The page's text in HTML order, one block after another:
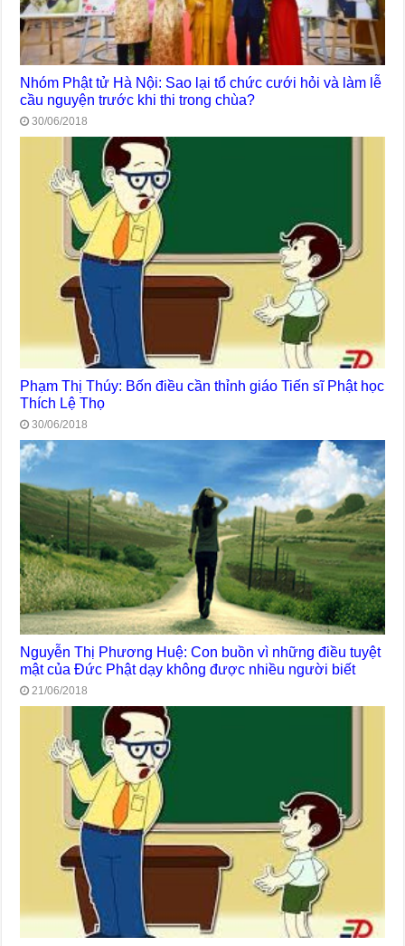
Nhóm Phật tử Hà Nội: Sao lại tổ chức cưới hỏi và làm lễ
cầu nguyện trước khi thi trong chùa?
30/06/2018
Phạm Thị Thúy: Bốn điều cần thỉnh giáo Tiến sĩ Phật học
Thích Lệ Thọ
30/06/2018
Nguyễn Thị Phương Huệ: Con buồn vì những điều tuyệt
mật của Đức Phật dạy không được nhiều người biết
21/06/2018